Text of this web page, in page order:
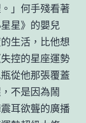
」何手殘看著
星》的嬰兒
生活，比他想
控的星座運勢
從他那張覆蓋
不是因為鬧
耳欲聾的廣播